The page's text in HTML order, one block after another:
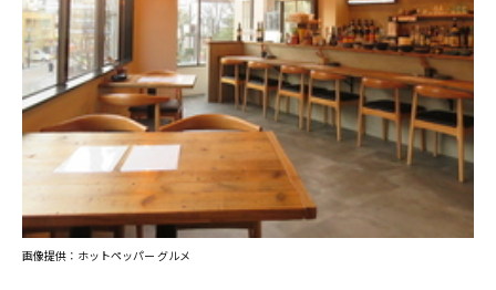
画像提供：ホットペッパー グルメ